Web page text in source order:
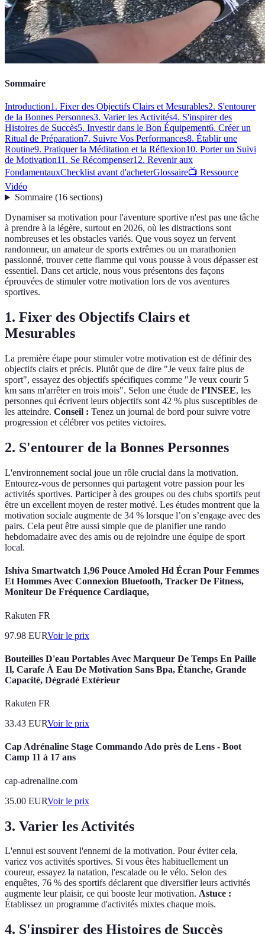
Sommaire
Introduction1. Fixer des Objectifs Clairs et Mesurables2. S'entourer
de la Bonnes Personnes3. Varier les Activités4. S'inspirer des
Histoires de Succès5. Investir dans le Bon Équipement6. Créer un
Ritual de Préparation7. Suivre Vos Performances8. Établir une
Routine9. Pratiquer la Méditation et la Réflexion10. Porter un Suivi
de Motivation11. Se Récompenser12. Revenir aux
FondamentauxChecklist avant d'acheterGlossaire📺 Ressource
Vidéo
Sommaire(16 sections)
Dynamiser sa motivation pour l'aventure sportive n'est pas une tâche
à prendre à la légère, surtout en 2026, où les distractions sont
nombreuses et les obstacles variés. Que vous soyez un fervent
randonneur, un amateur de sports extrêmes ou un marathonien
passionné, trouver cette flamme qui vous pousse à vous dépasser est
essentiel. Dans cet article, nous vous présentons des façons
éprouvées de stimuler votre motivation lors de vos aventures
sportives.
1. Fixer des Objectifs Clairs et
Mesurables
La première étape pour stimuler votre motivation est de définir des
objectifs clairs et précis. Plutôt que de dire "Je veux faire plus de
sport", essayez des objectifs spécifiques comme "Je veux courir 5
km sans m'arrêter en trois mois". Selon une étude de l’INSEE, les
personnes qui écrivent leurs objectifs sont 42 % plus susceptibles de
les atteindre. Conseil : Tenez un journal de bord pour suivre votre
progression et célébrer vos petites victoires.
2. S'entourer de la Bonnes Personnes
L'environnement social joue un rôle crucial dans la motivation.
Entourez-vous de personnes qui partagent votre passion pour les
activités sportives. Participer à des groupes ou des clubs sportifs peut
être un excellent moyen de rester motivé. Les études montrent que la
motivation sociale augmente de 34 % lorsque l’on s’engage avec des
pairs. Cela peut être aussi simple que de planifier une rando
hebdomadaire avec des amis ou de rejoindre une équipe de sport
local.
Ishiva Smartwatch 1,96 Pouce Amoled Hd Écran Pour Femmes
Et Hommes Avec Connexion Bluetooth, Tracker De Fitness,
Moniteur De Fréquence Cardiaque,
Rakuten FR
97.98 EURVoir le prix
Bouteilles D'eau Portables Avec Marqueur De Temps En Paille
1l, Carafe À Eau De Motivation Sans Bpa, Étanche, Grande
Capacité, Dégradé Extérieur
Rakuten FR
33.43 EURVoir le prix
Cap Adrénaline Stage Commando Ado près de Lens - Boot
Camp 11 à 17 ans
cap-adrenaline.com
35.00 EURVoir le prix
3. Varier les Activités
L'ennui est souvent l'ennemi de la motivation. Pour éviter cela,
variez vos activités sportives. Si vous êtes habituellement un
coureur, essayez la natation, l'escalade ou le vélo. Selon des
enquêtes, 76 % des sportifs déclarent que diversifier leurs activités
augmente leur plaisir, ce qui booste leur motivation. Astuce :
Établissez un programme d'activités mixtes chaque mois.
4. S'inspirer des Histoires de Succès